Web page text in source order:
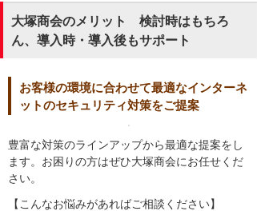
大塚商会のメリット 検討時はもちろ
ん、導入時・導入後もサポート
お客様の環境に合わせて最適なインターネ
ットのセキュリティ対策をご提案
豊富な対策のラインアップから最適な提案をし
ます。お困りの方はぜひ大塚商会にお任せくだ
さい。
【こんなお悩みがあればご相談ください】